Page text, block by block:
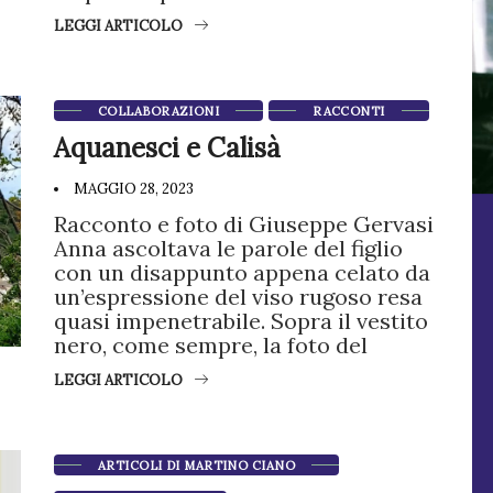
LEGGI ARTICOLO
COLLABORAZIONI RACCONTI
Aquanesci e Calisà
MAGGIO 28, 2023
Racconto e foto di Giuseppe Gervasi
Anna ascoltava le parole del figlio
con un disappunto appena celato da
un’espressione del viso rugoso resa
quasi impenetrabile. Sopra il vestito
nero, come sempre, la foto del
LEGGI ARTICOLO
ARTICOLI DI MARTINO CIANO